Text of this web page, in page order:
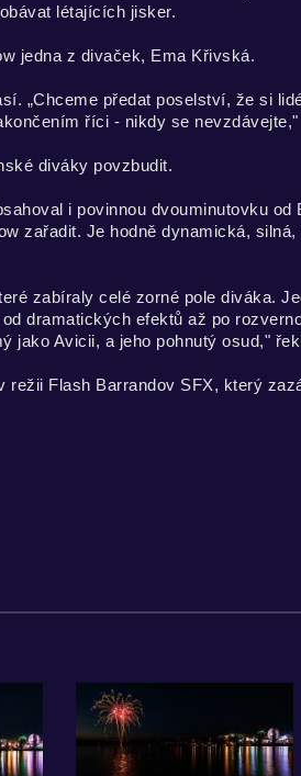
létajících jisker.
jedna z divaček, Ema Křivská.
„Chceme předat poselství, že si
říci - nikdy se nevzdávejte,"
diváky povzbudit.
i povinnou dvouminutovku od
zařadit. Je hodně dynamická,
zabíraly celé zorné pole diváka.
dramatických efektů až po
jako Avicii, a jeho pohnutý osud,"
Flash Barrandov SFX, který